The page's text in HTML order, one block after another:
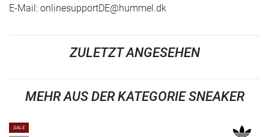
E-Mail: onlinesupportDE@hummel.dk
ZULETZT ANGESEHEN
MEHR AUS DER KATEGORIE SNEAKER
SALE